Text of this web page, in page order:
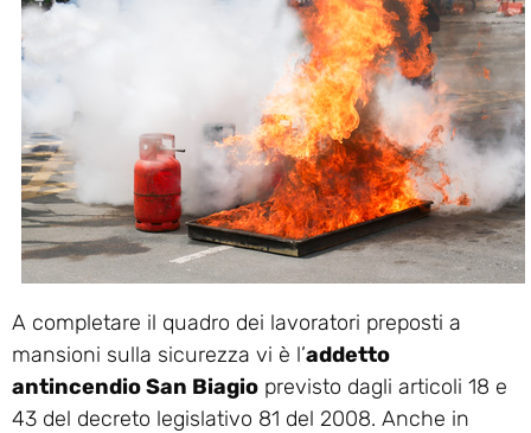
A completare il quadro dei lavoratori preposti a
mansioni sulla sicurezza vi è l’addetto
antincendio San Biagio previsto dagli articoli 18 e
43 del decreto legislativo 81 del 2008. Anche in